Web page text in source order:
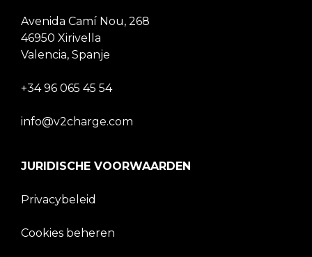
Avenida Camí Nou, 268
46950 Xirivella
Valencia, Spanje
+34 96 065 45 54
info@v2charge.com
JURIDISCHE VOORWAARDEN
Privacybeleid
Cookies beheren